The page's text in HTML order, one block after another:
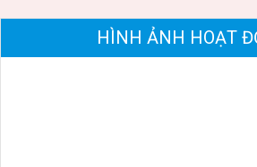
HÌNH ẢNH HOẠT